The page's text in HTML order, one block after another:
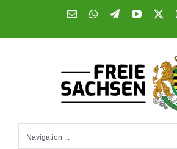
content
E-
WhatsApp
TelegramYouTube
Navigation ...